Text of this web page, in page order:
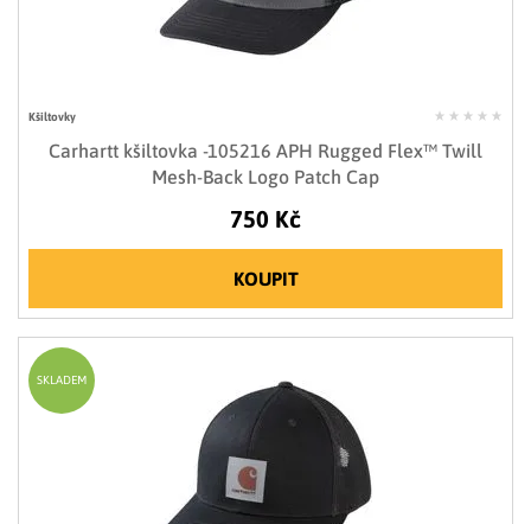
Kšiltovky
Carhartt kšiltovka -105216 APH Rugged Flex™ Twill
Mesh-Back Logo Patch Cap
750 Kč
KOUPIT
SKLADEM